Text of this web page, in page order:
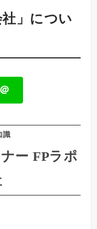
」につい
＠
識
ー FPラポ